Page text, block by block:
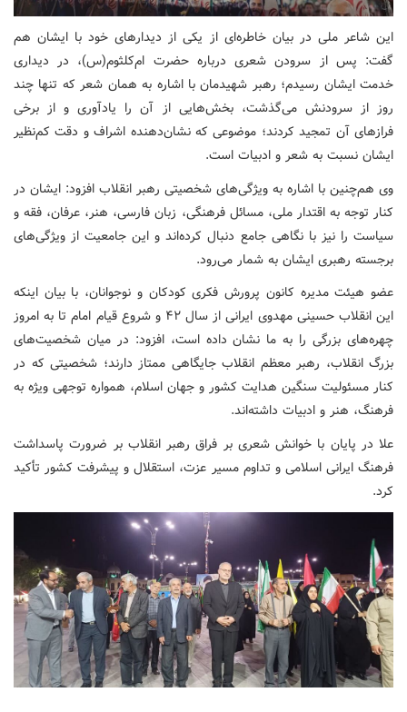
این شاعر ملی در بیان خاطره‌ای از یکی از دیدارهای خود با ایشان هم
گفت: پس از سرودن شعری درباره حضرت ام‌کلثوم(س)، در دیداری
خدمت ایشان رسیدم؛‌ رهبر شهیدمان با اشاره به همان شعر که تنها چند
روز از سرودنش می‌گذشت، بخش‌هایی از آن را یادآوری و از برخی
فرازهای آن تمجید کردند؛ موضوعی که نشان‌دهنده اشراف و دقت کم‌نظیر
ایشان نسبت به شعر و ادبیات است.
وی هم‌چنین با اشاره به ویژگی‌های شخصیتی رهبر انقلاب افزود: ایشان در
کنار توجه به اقتدار ملی، مسائل فرهنگی، زبان فارسی، هنر، عرفان، فقه و
سیاست را نیز با نگاهی جامع دنبال کرده‌اند و این جامعیت از ویژگی‌های
برجسته رهبری ایشان به شمار می‌رود.
عضو هیئت مدیره کانون پرورش فکری کودکان و نوجوانان،‌ با بیان اینکه
این انقلاب حسینی مهدوی ایرانی از سال ۴۲ و شروع قیام امام تا به امروز
چهره‌های بزرگی را به ما نشان داده است، افزود: در میان شخصیت‌های
بزرگ انقلاب، رهبر معظم انقلاب جایگاهی ممتاز دارند؛ شخصیتی که در
کنار مسئولیت سنگین هدایت کشور و جهان اسلام، همواره توجهی ویژه به
فرهنگ، هنر و ادبیات داشته‌اند.
علا در پایان با خوانش شعری بر فراق رهبر انقلاب بر ضرورت پاسداشت
فرهنگ ایرانی اسلامی و تداوم مسیر عزت، استقلال و پیشرفت کشور تأکید
کرد.